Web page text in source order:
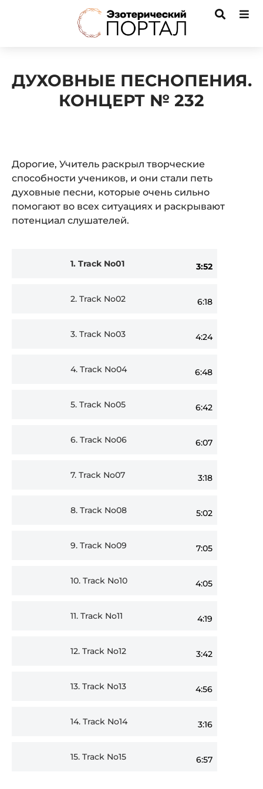
ДУХОВНЫЕ ПЕСНОПЕНИЯ.
КОНЦЕРТ № 232
Дорогие, Учитель раскрыл творческие
способности учеников, и они стали петь
духовные песни, которые очень сильно
помогают во всех ситуациях и раскрывают
потенциал слушателей.
1. Track No01 3:52
2. Track No02 6:18
3. Track No03 4:24
4. Track No04 6:48
5. Track No05 6:42
6. Track No06 6:07
7. Track No07 3:18
8. Track No08 5:02
9. Track No09 7:05
10. Track No10 4:05
11. Track No11 4:19
12. Track No12 3:42
13. Track No13 4:56
14. Track No14 3:16
15. Track No15 6:57